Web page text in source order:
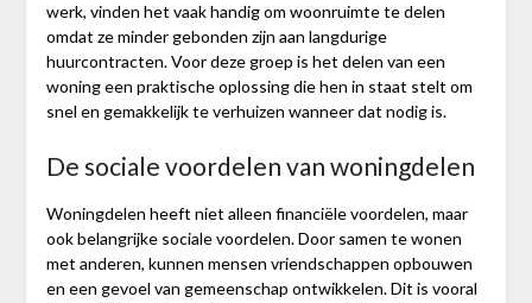
werk, vinden het vaak handig om woonruimte te delen
omdat ze minder gebonden zijn aan langdurige
huurcontracten. Voor deze groep is het delen van een
woning een praktische oplossing die hen in staat stelt om
snel en gemakkelijk te verhuizen wanneer dat nodig is.
De sociale voordelen van woningdelen
Woningdelen heeft niet alleen financiële voordelen, maar
ook belangrijke sociale voordelen. Door samen te wonen
met anderen, kunnen mensen vriendschappen opbouwen
en een gevoel van gemeenschap ontwikkelen. Dit is vooral